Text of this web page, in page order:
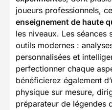
joueurs professionnels,
enseignement de haute
les niveaux. Les séances
outils modernes :
personnalisées et
perfectionner chaque
bénéficierez également
physique sur mesure,
préparateur de légendes